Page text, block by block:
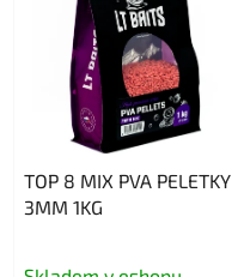
TOP 8 MIX PVA PELETKY
3MM 1KG